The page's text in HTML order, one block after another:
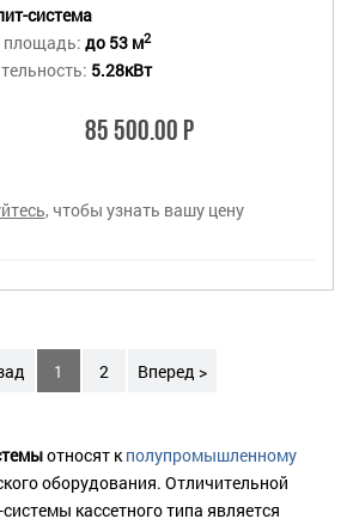
система
площадь: до 53 м2
5.28кВт
85 500.00 Р
, чтобы узнать вашу цену
1 2 Вперед >
относят кполупромышленному
оборудования. Отличительной
кассетного типа является